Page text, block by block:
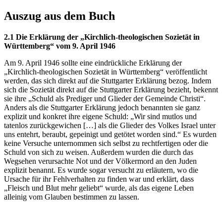
Auszug aus dem Buch
2.1 Die Erklärung der „Kirchlich-theologischen Sozietät in
Württemberg“ vom 9. April 1946
Am 9. April 1946 sollte eine eindrückliche Erklärung der
„Kirchlich-theologischen Sozietät in Württemberg“ veröffentlicht
werden, das sich direkt auf die Stuttgarter Erklärung bezog. Indem
sich die Sozietät direkt auf die Stuttgarter Erklärung bezieht, bekennt
sie ihre „Schuld als Prediger und Glieder der Gemeinde Christi“.
Anders als die Stuttgarter Erklärung jedoch benannten sie ganz
explizit und konkret ihre eigene Schuld: „Wir sind mutlos und
tatenlos zurückgewichen […] als die Glieder des Volkes Israel unter
uns entehrt, beraubt, gepeinigt und getötet worden sind.“ Es wurden
keine Versuche unternommen sich selbst zu rechtfertigen oder die
Schuld von sich zu weisen. Außerdem wurden die durch das
Wegsehen verursachte Not und der Völkermord an den Juden
explizit benannt. Es wurde sogar versucht zu erläutern, wo die
Ursache für ihr Fehlverhalten zu finden war und erklärt, dass
„Fleisch und Blut mehr geliebt“ wurde, als das eigene Leben
alleinig vom Glauben bestimmen zu lassen.